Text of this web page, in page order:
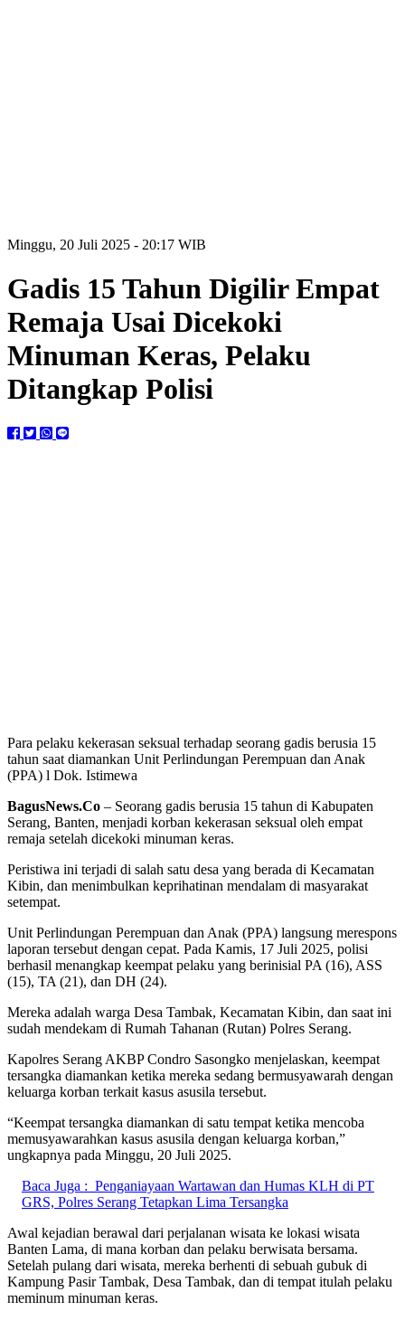
Minggu, 20 Juli 2025 - 20:17 WIB
Gadis 15 Tahun Digilir Empat
Remaja Usai Dicekoki
Minuman Keras, Pelaku
Ditangkap Polisi
Para pelaku kekerasan seksual terhadap seorang gadis berusia 15
tahun saat diamankan Unit Perlindungan Perempuan dan Anak
(PPA) l Dok. Istimewa
BagusNews.Co – Seorang gadis berusia 15 tahun di Kabupaten
Serang, Banten, menjadi korban kekerasan seksual oleh empat
remaja setelah dicekoki minuman keras.
Peristiwa ini terjadi di salah satu desa yang berada di Kecamatan
Kibin, dan menimbulkan keprihatinan mendalam di masyarakat
setempat.
Unit Perlindungan Perempuan dan Anak (PPA) langsung merespons
laporan tersebut dengan cepat. Pada Kamis, 17 Juli 2025, polisi
berhasil menangkap keempat pelaku yang berinisial PA (16), ASS
(15), TA (21), dan DH (24).
Mereka adalah warga Desa Tambak, Kecamatan Kibin, dan saat ini
sudah mendekam di Rumah Tahanan (Rutan) Polres Serang.
Kapolres Serang AKBP Condro Sasongko menjelaskan, keempat
tersangka diamankan ketika mereka sedang bermusyawarah dengan
keluarga korban terkait kasus asusila tersebut.
“Keempat tersangka diamankan di satu tempat ketika mencoba
memusyawarahkan kasus asusila dengan keluarga korban,”
ungkapnya pada Minggu, 20 Juli 2025.
Baca Juga : Penganiayaan Wartawan dan Humas KLH di PT
GRS, Polres Serang Tetapkan Lima Tersangka
Awal kejadian berawal dari perjalanan wisata ke lokasi wisata
Banten Lama, di mana korban dan pelaku berwisata bersama.
Setelah pulang dari wisata, mereka berhenti di sebuah gubuk di
Kampung Pasir Tambak, Desa Tambak, dan di tempat itulah pelaku
meminum minuman keras.